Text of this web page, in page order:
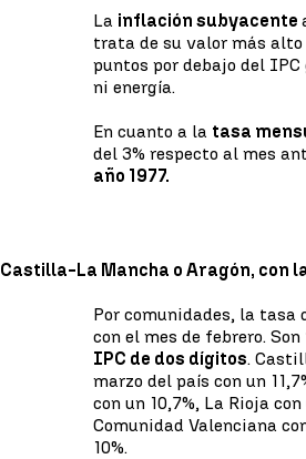
La inflación subyacente
trata de su valor más alto
puntos por debajo del
ni energía.
En cuanto a la tasa
del 3% respecto al mes
año 1977.
Castilla-La Mancha o Aragón, con
Por comunidades, la tasa
con el mes de febrero. Son
IPC de dos dígitos.
marzo del país con un
con un 10,7%, La Rioja
Comunidad Valenciana
10%.